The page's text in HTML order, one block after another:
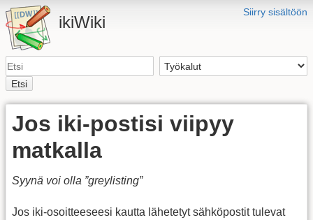
Siirry sisältöön
ikiWiki
Etsi
Jos iki-postisi viipyy
matkalla
Syynä voi olla ”greylisting”
Jos iki-osoitteeseesi kautta lähetetyt sähköpostit tulevat